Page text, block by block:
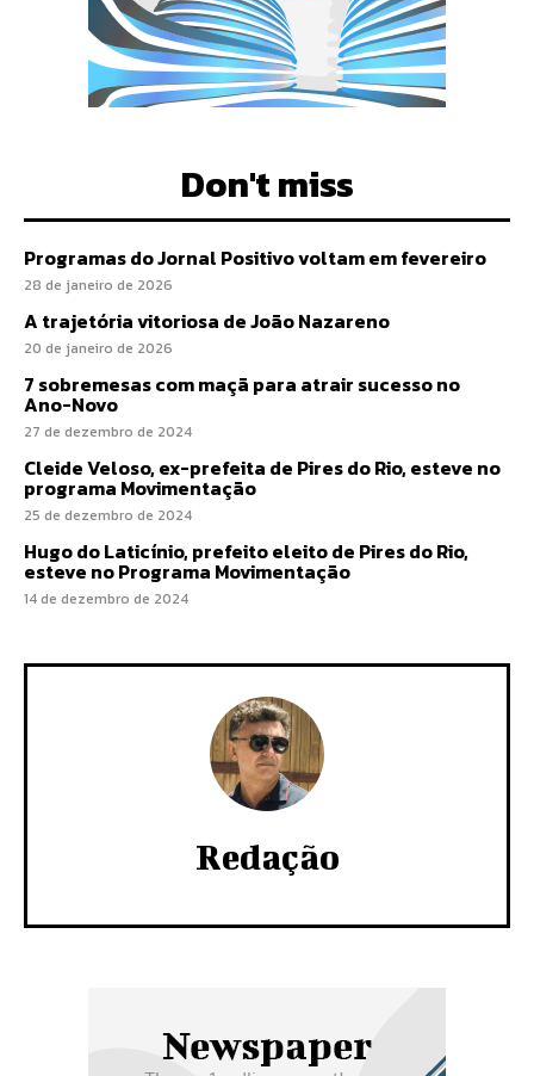
Don't miss
Programas do Jornal Positivo voltam em fevereiro
28 de janeiro de 2026
A trajetória vitoriosa de João Nazareno
20 de janeiro de 2026
7 sobremesas com maçã para atrair sucesso no
Ano-Novo
27 de dezembro de 2024
Cleide Veloso, ex-prefeita de Pires do Rio, esteve no
programa Movimentação
25 de dezembro de 2024
Hugo do Laticínio, prefeito eleito de Pires do Rio,
esteve no Programa Movimentação
14 de dezembro de 2024
Redação